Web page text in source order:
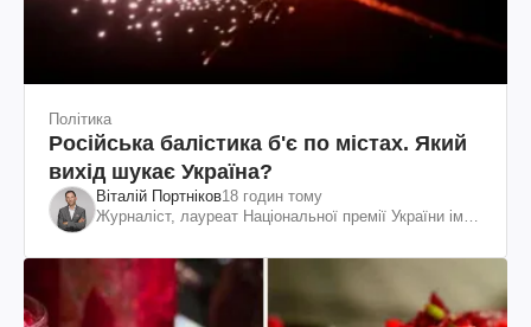
Політика
Російська балістика б'є по містах. Який
вихід шукає Україна?
Віталій Портніков18 годин тому
Журналіст, лауреат Національної премії України ім.